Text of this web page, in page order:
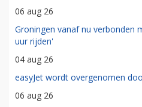
06 aug 26
Groningen vanaf nu verbonden
uur rijden'
04 aug 26
easyJet wordt overgenomen
06 aug 26